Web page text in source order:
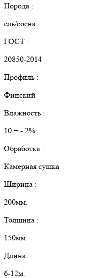
Порода :
ель/сосна
ГОСТ :
20850-2014
Профиль :
Финский
Влажность :
10 + - 2%
Обработка :
Камерная сушка
Ширина :
200мм.
Толщина :
150мм.
Длина :
6-12м.